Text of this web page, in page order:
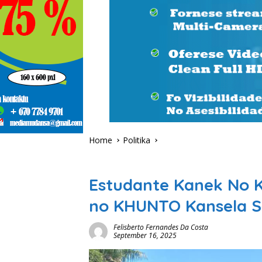
Home Politika
Estudante Kanek No
no KHUNTO Kansela
Felisberto Fernandes Da Costa
September 16, 2025